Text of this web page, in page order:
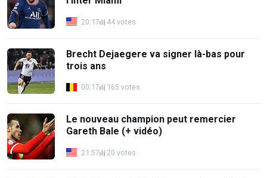
20:17 44 votes
Brecht Dejaegere va signer là-bas pour
trois ans
00:17 165 votes
Le nouveau champion peut remercier
Gareth Bale (+ vidéo)
21:57 20 votes